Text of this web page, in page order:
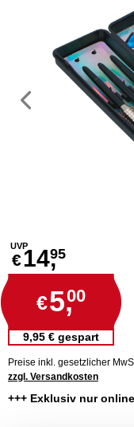
Vorheriges
UVP
€14,95
€5,00
9,95 € gespart
Preise inkl. gesetzlicher
zzgl. Versandkosten
+++ Exklusiv nur